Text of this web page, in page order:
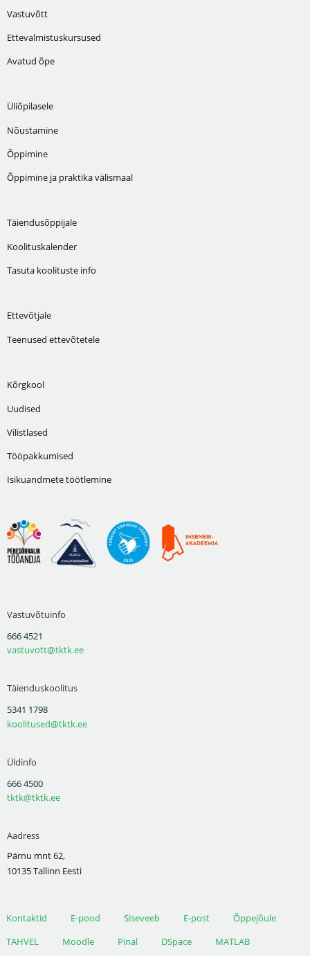
Vastuvõtt
Ettevalmistuskursused
Avatud õpe
Üliõpilasele
Nõustamine
Õppimine
Õppimine ja praktika välismaal
Täiendusõppijale
Koolituskalender
Tasuta koolituste info
Ettevõtjale
Teenused ettevõtetele
Kõrgkool
Uudised
Vilistlased
Tööpakkumised
Isikuandmete töötlemine
Vastuvõtuinfo
666 4521
vastuvott@tktk.ee
Täienduskoolitus
5341 1798
koolitused@tktk.ee
Üldinfo
666 4500
tktk@tktk.ee
Aadress
Pärnu mnt 62,
10135 Tallinn Eesti
Kontaktid E-pood Siseveeb E-post
Õppejõule
TAHVEL
Moodle Pinal DSpace MATLAB